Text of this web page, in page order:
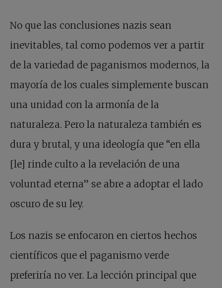
No que las conclusiones nazis sean
inevitables, tal como podemos ver a partir
de la variedad de paganismos modernos, la
mayoría de los cuales simplemente buscan
una unidad con la armonía de la
naturaleza. Pero la naturaleza también es
dura y brutal, y una ideología que “en ella
[le] rinde culto a la revelación de una
voluntad eterna” se abre a adoptar el lado
oscuro de su ley.
Los nazis se enfocaron en ciertos hechos
científicos que el paganismo verde
preferiría no ver. La lección principal que